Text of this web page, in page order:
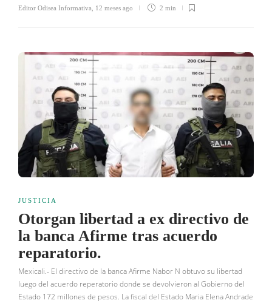
Editor Odisea Informativa 12 meses ago 2 min
JUSTICIA
Otorgan libertad a ex directivo de
la banca Afirme tras acuerdo
reparatorio.
Mexicali.- El directivo de la banca Afirme Nabor N obtuvo su libertad
luego del acuerdo reperatorio donde se devolvieron al Gobierno del
Estado 172 millones de pesos. La fiscal del Estado Maria Elena Andrade